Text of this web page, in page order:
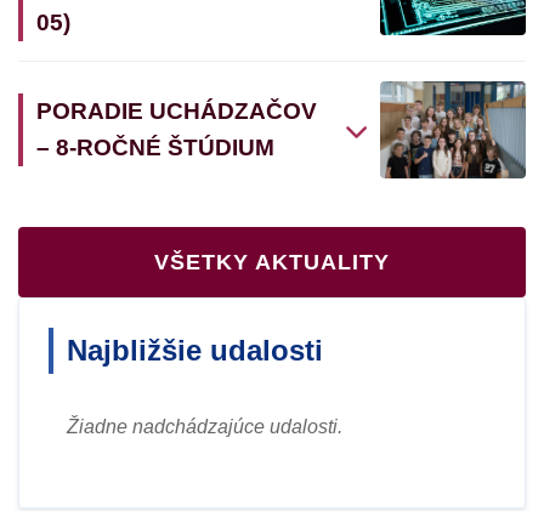
05)
PORADIE UCHÁDZAČOV
– 8-ROČNÉ ŠTÚDIUM
VŠETKY AKTUALITY
Najbližšie udalosti
Žiadne nadchádzajúce udalosti.